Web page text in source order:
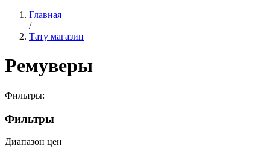
Главная
/
Тату магазин
Ремуверы
Фильтры:
Фильтры
Диапазон цен